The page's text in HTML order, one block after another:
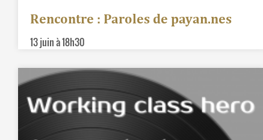
Rencontre : Paroles de payan.nes
13 juin à 18h30